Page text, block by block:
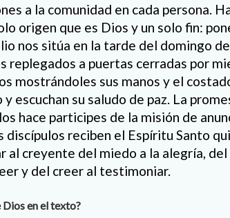
a la comunidad en cada persona.
origen que es Dios y un solo fin:
nos sitúa en la tarde del domingo
replegados a puertas cerradas por
mostrándoles sus manos y el
escuchan su saludo de paz. La
hace participes de la misión de
discípulos reciben el Espíritu Santo
al creyente del miedo a la alegría,
y del creer al testimoniar.
en el texto?